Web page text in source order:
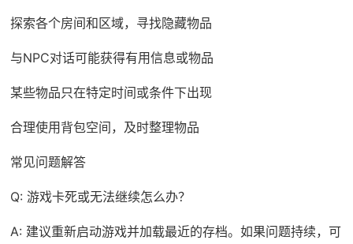
探索各个房间和区域，寻找隐藏物品
与NPC对话可能获得有用信息或物品
某些物品只在特定时间或条件下出现
合理使用背包空间，及时整理物品
常见问题解答
Q: 游戏卡死或无法继续怎么办？
A: 建议重新启动游戏并加载最近的存档。如果问题持续，可